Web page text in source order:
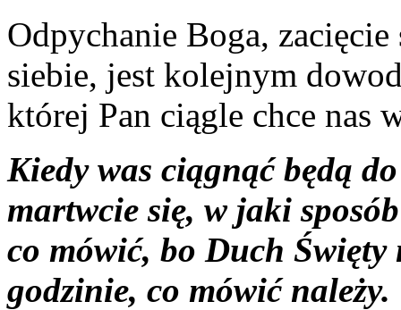
Odpychanie Boga,
siebie, jest kolejnym
której Pan ciągle chce nas
Kiedy was ciągnąć będą
martwcie się, w jaki
co mówić, bo Duch Święty
godzinie, co mówić należy.